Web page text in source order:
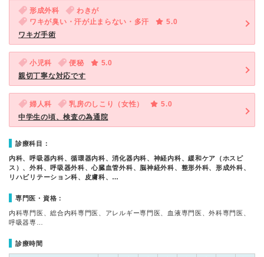
形成外科
わきが
ワキが臭い・汗が止まらない・多汗
5.0
ワキガ手術
小児科 便秘
5.0
親切丁寧な対応です
婦人科 乳房のしこり（女性）
5.0
中学生の頃、検査の為通院
診療科目：
内科、呼吸器内科、循環器内科、消化器内科、神経内科、緩和ケア（ホスピ
ス）、外科、呼吸器外科、心臓血管外科、脳神経外科、整形外科、形成外科、
リハビリテーション科、皮膚科、…
専門医・資格：
内科専門医、総合内科専門医、アレルギー専門医、血液専門医、外科専門医、
呼吸器専…
診療時間